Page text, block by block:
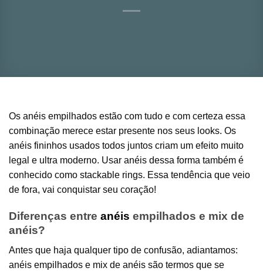
Os anéis empilhados estão com tudo e com certeza essa
combinação merece estar presente nos seus looks. Os
anéis fininhos usados todos juntos criam um efeito muito
legal e ultra moderno. Usar anéis dessa forma também é
conhecido como stackable rings. Essa tendência que veio
de fora, vai conquistar seu coração!
Diferenças entre anéis empilhados e mix de
anéis?
Antes que haja qualquer tipo de confusão, adiantamos:
anéis empilhados e mix de anéis são termos que se